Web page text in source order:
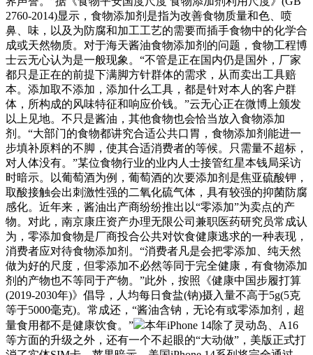
2760-2014)显示，食物添加剂是指为改善食物质量和色、喷
鼻、味，以及为防腐和加工工艺的需要而插手食物中的化学合
成或天然物质。对于海天酱油食物添加剂的问题，食物工程博
士云无心认为是一般现象。“不管是正在国内仍是国外，厂家
都只是正在的前提下满脚方针群体的需求，从而卖出工具赔
本。添加取不添加，添加什么工具，都是针对本人的客户群
体，所构成的风味特征和响应价钱。”云无心正在微博上颁发
以上见地。不只是酱油，其他食物也会恰当放入食物添加
剂。“大部门的食物都讲究合适公共口胃，食物添加剂能进一
步填补原料的不脚，使其合适消费者的等候。只需量不超标，
对人体没有。”某位食物行业的业内人士接管红星本钱局采访
时暗示。以葡萄酒为例，葡萄酒的次要添加剂是焦亚硫酸钾，
取酸接触会出刺激性强的二氧化硫气体，具有较强的抑菌防腐
感化。近年来，酱油出产商纷纷推出以“零添加”为卖点的产
物。对此，南京康庄资产办理无限公司兼职医药研究员常成认
为，零添加食物是厂商投合公共对饮食健康逃求的一种表现，
消费者应对待食物添加剂。“消费者凡是会把零添加、纯天然
做为好的尺度，但零添加不必然等同于完全健康，有食物添加
剂的产物也不等同于产物。”此外，按照《健康中国步履打算
(2019-2030年)》倡导，人均每日食盐(钠)摄入量不高于5g(5克
等于5000毫克)。常成还，“酱油含钠，无论有或零添加剂，超
量食用都不是健康饮食。”
本年iPhone 14除了灵动岛、A16
等方面的升级之外，还有一个不起眼的“大动做”，美版正式打